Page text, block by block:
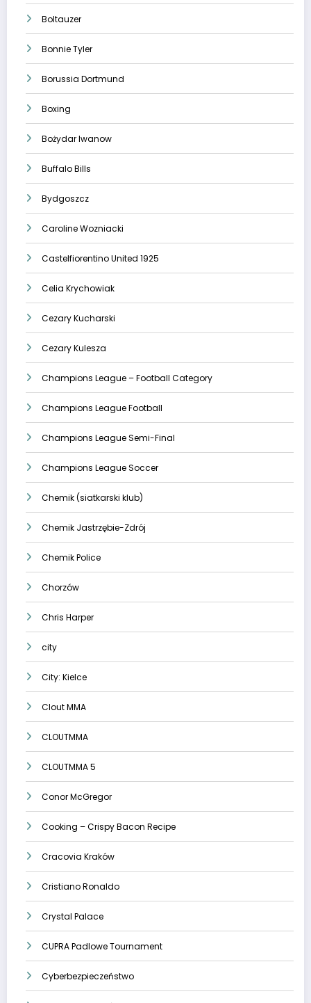
Boltauzer
Bonnie Tyler
Borussia Dortmund
Boxing
Bożydar Iwanow
Buffalo Bills
Bydgoszcz
Caroline Wozniacki
Castelfiorentino United 1925
Celia Krychowiak
Cezary Kucharski
Cezary Kulesza
Champions League – Football Category
Champions League Football
Champions League Semi-Final
Champions League Soccer
Chemik (siatkarski klub)
Chemik Jastrzębie-Zdrój
Chemik Police
Chorzów
Chris Harper
city
City: Kielce
Clout MMA
CLOUTMMA
CLOUTMMA 5
Conor McGregor
Cooking – Crispy Bacon Recipe
Cracovia Kraków
Cristiano Ronaldo
Crystal Palace
CUPRA Padlowe Tournament
Cyberbezpieczeństwo